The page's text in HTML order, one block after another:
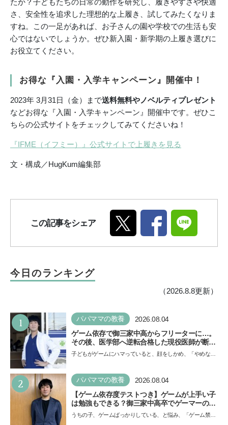
たか？子どもたちの日常の動作を研究し、履きやすさや快適
さ、安全性を追求した理想的な上履き、試してみたくなりま
すね。この一足があれば、お子さんの園や学校での生活も安
心ではないでしょうか。ぜひ新入園・新学期の上履き選びに
お役立てください。
お得な『入園・入学キャンペーン』開催中！
2023年 3月31日（金）まで送料無料やノベルティプレゼント
などお得な『入園・入学キャンペーン』開催中です。ぜひこ
ちらの公式サイトをチェックしてみてくださいね！
『IFME（イフミー）』公式サイトで上履きを見る
文・構成／HugKum編集部
この記事をシェア
今日のランキング
（2026.8.8更新）
1 パパママの教養 2026.08.04
ゲーム依存で御三家中高からフリーターに…。
その後、医学部へ逆転合格した現役医師が断言
「ゲームの経験が受験勉強に役立った」そう考
える背景とは
子どもがゲームにハマっていると、顔をしかめ、「やめなさ
い…
2 パパママの教養 2026.08.04
【ゲーム依存度テストつき】ゲームが上手い子
は勉強もできる？御三家中高卒でゲーマーの医
師・阿部智史さんが教えるゲームしながら受験
で勝つためのメソッド
うちの子、ゲームばっかりしている、と悩み、「ゲーム禁